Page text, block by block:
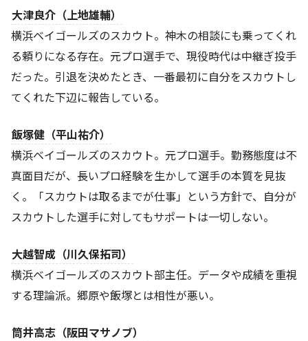
大津良介（上地雄輔）
横浜ベイゴールズのスカウト。神木の相談にも乗ってくれ
る頼りになる存在。元プロ選手で、現役時代は中継ぎ投手
だった。引退を決めたとき、一番最初に自分をスカウトし
てくれた下辺に報告している。
飯塚健（平山祐介）
横浜ベイゴールズのスカウト。元プロ選手。勤務態度は不
真面目だが、長いプロ経験を生かして選手の本質を見抜
く。「スカウトは取るまでが仕事」という方針で、自分が
スカウトした選手に対してもサポートは一切しない。
大越智成（川久保拓司）
横浜ベイゴールズのスカウト部主任。データや成績を重視
する理論派。郷原や飯塚とは相性が悪い。
筒井高志（阪田マサノブ）